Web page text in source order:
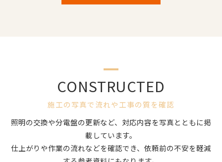
施工の写真で流れや工事の質を確認
CONSTRUCTED
照明の交換や分電盤の更新など、対応内容を写真とともに掲
載しています。
仕上がりや作業の流れなどを確認でき、依頼前の不安を軽減